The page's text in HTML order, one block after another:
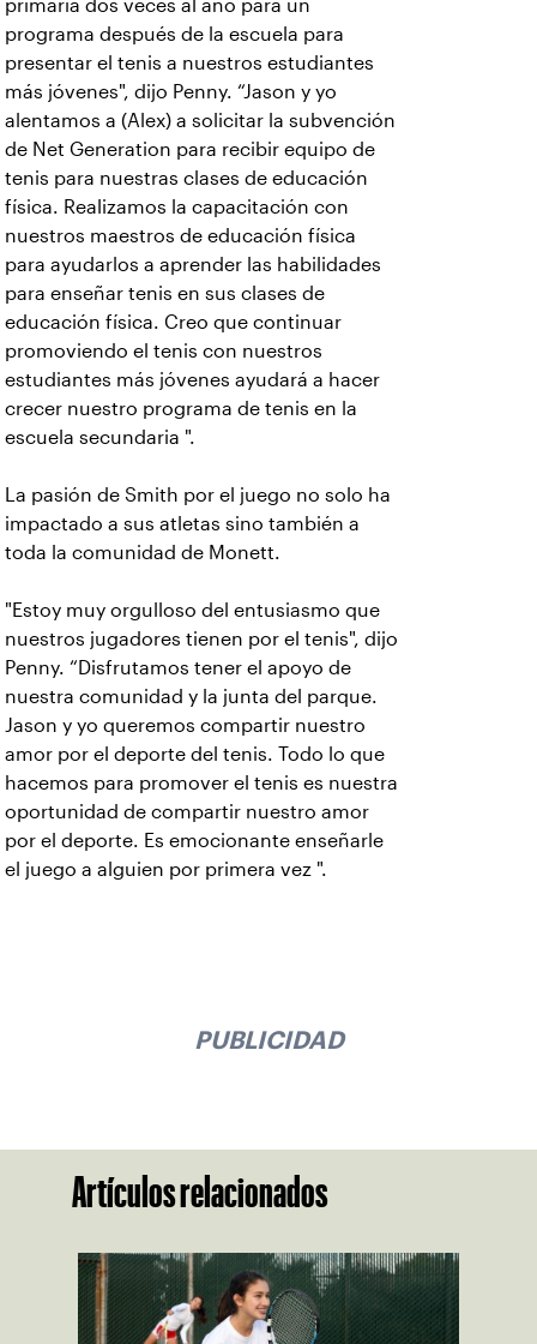
primaria dos veces al año para un
programa después de la escuela para
presentar el tenis a nuestros estudiantes
más jóvenes", dijo Penny. “Jason y yo
alentamos a (Alex) a solicitar la subvención
de Net Generation para recibir equipo de
tenis para nuestras clases de educación
física. Realizamos la capacitación con
nuestros maestros de educación física
para ayudarlos a aprender las habilidades
para enseñar tenis en sus clases de
educación física. Creo que continuar
promoviendo el tenis con nuestros
estudiantes más jóvenes ayudará a hacer
crecer nuestro programa de tenis en la
escuela secundaria ".
La pasión de Smith por el juego no solo ha
impactado a sus atletas sino también a
toda la comunidad de Monett.
"Estoy muy orgulloso del entusiasmo que
nuestros jugadores tienen por el tenis", dijo
Penny. “Disfrutamos tener el apoyo de
nuestra comunidad y la junta del parque.
Jason y yo queremos compartir nuestro
amor por el deporte del tenis. Todo lo que
hacemos para promover el tenis es nuestra
oportunidad de compartir nuestro amor
por el deporte. Es emocionante enseñarle
el juego a alguien por primera vez ".
PUBLICIDAD
Artículos relacionados